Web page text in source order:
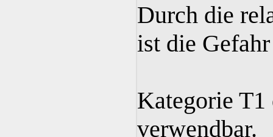
Durch die
ist die
Kategorie
verwendbar.